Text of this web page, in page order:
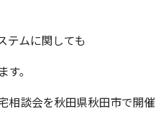
テムに関しても
。
相談会を秋田県秋田市で開催